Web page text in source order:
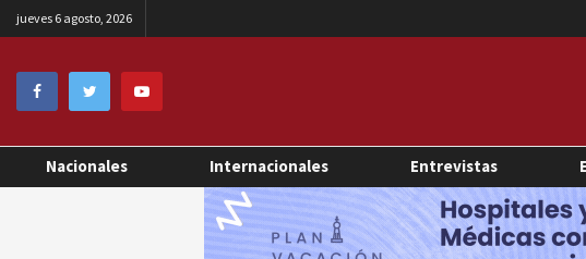
jueves 6 agosto, 2026
Nacionales Internacionales Entrevistas